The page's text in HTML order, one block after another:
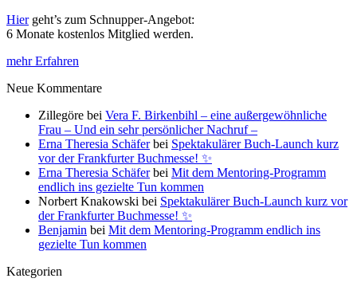
Hiergeht’s zum Schnupper-Angebot:
6 Monate kostenlos Mitglied werden.
mehr Erfahren
Neue Kommentare
Zillegöre bei Vera F. Birkenbihl – eine außergewöhnliche
Frau – Und ein sehr persönlicher Nachruf –
Erna Theresia Schäferbei Spektakulärer Buch-Launch kurz
vor der Frankfurter Buchmesse! ✨
Erna Theresia Schäferbei Mit dem Mentoring-Programm
endlich ins gezielte Tun kommen
Norbert Knakowski bei Spektakulärer Buch-Launch kurz vor
der Frankfurter Buchmesse! ✨
Benjamin bei Mit dem Mentoring-Programm endlich ins
gezielte Tun kommen
Kategorien